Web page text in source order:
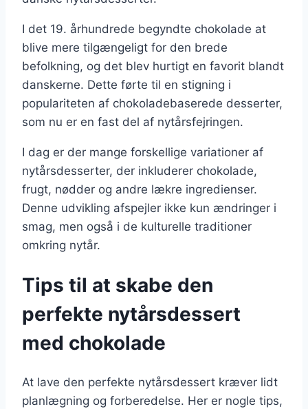
I det 19. århundrede begyndte chokolade at
blive mere tilgængeligt for den brede
befolkning, og det blev hurtigt en favorit blandt
danskerne. Dette førte til en stigning i
populariteten af chokoladebaserede desserter,
som nu er en fast del af nytårsfejringen.
I dag er der mange forskellige variationer af
nytårsdesserter, der inkluderer chokolade,
frugt, nødder og andre lækre ingredienser.
Denne udvikling afspejler ikke kun ændringer i
smag, men også i de kulturelle traditioner
omkring nytår.
Tips til at skabe den
perfekte nytårsdessert
med chokolade
At lave den perfekte nytårsdessert kræver lidt
planlægning og forberedelse. Her er nogle tips,